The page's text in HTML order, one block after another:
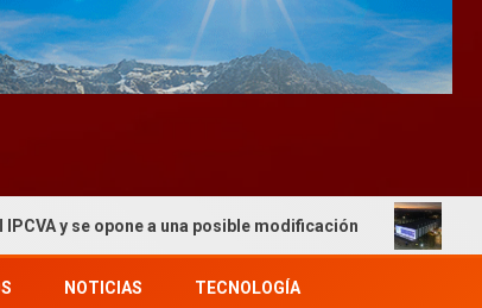
opone a una posible modificación El 2°
NOTICIAS TECNOLOGÍA